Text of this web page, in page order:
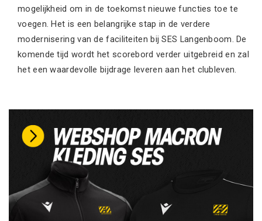
mogelijkheid om in de toekomst nieuwe functies toe te
voegen. Het is een belangrijke stap in de verdere
modernisering van de faciliteiten bij SES Langenboom. De
komende tijd wordt het scorebord verder uitgebreid en zal
het een waardevolle bijdrage leveren aan het clubleven.